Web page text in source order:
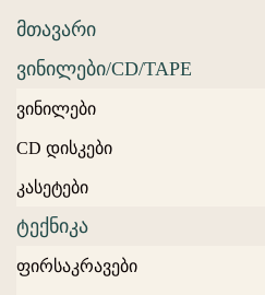
მთავარი
ვინილები/CD/TAPE
ვინილები
CD დისკები
კასეტები
ტექნიკა
ფირსაკრავები